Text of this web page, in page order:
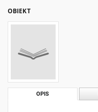
OBIEKT
OPIS